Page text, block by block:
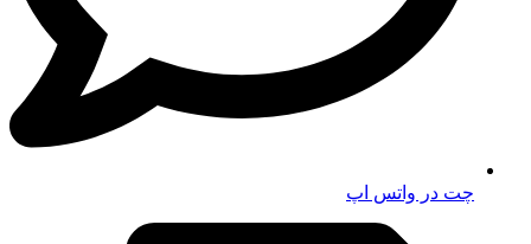
چت در واتس اپ